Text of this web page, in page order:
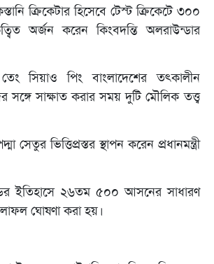
ক্রিকেটার হিসেবে টেস্ট ক্রিকেটে ৩০০
অর্জন করেন কিংবদন্তি অলরাউন্ডার
সিয়াও পিং বাংলাদেশের তত্কালীন
সঙ্গে সাক্ষাত করার সময় দুটি মৌলিক তত্ত্ব
সেতুর ভিত্তিপ্রস্তর স্থাপন করেন প্রধানমন্ত্রী
ইতিহাসে ২৬তম ৫০০ আসনের সাধারণ
ঘোষণা করা হয়।